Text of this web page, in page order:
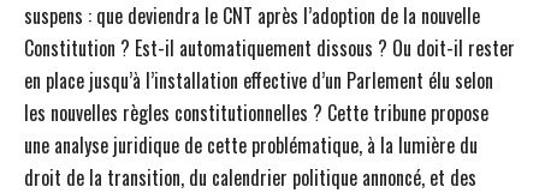
suspens : que deviendra le CNT après l’adoption de la nouvelle
Constitution ? Est-il automatiquement dissous ? Ou doit-il rester
en place jusqu’à l’installation effective d’un Parlement élu selon
les nouvelles règles constitutionnelles ? Cette tribune propose
une analyse juridique de cette problématique, à la lumière du
droit de la transition, du calendrier politique annoncé, et des